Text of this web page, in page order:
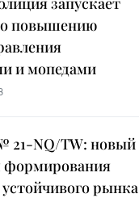
повышению
и мопедами
21-NQ/TW: новый
формирования
рынка